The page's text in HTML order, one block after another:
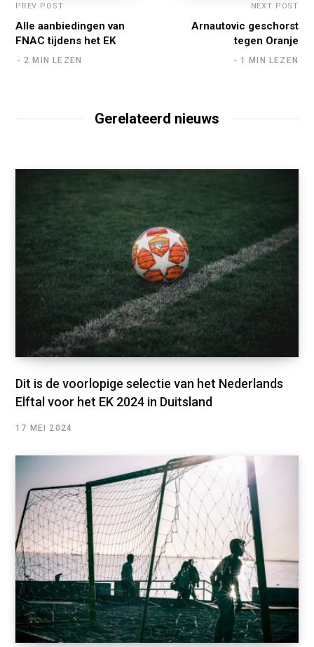
PREV POST
Alle aanbiedingen van
FNAC tijdens het EK
2 MIN LEZEN
NEXT POST
Arnautovic geschorst
tegen Oranje
1 MIN LEZEN
Gerelateerd nieuws
Dit is de voorlopige selectie van het Nederlands
Elftal voor het EK 2024 in Duitsland
17 MEI 2024